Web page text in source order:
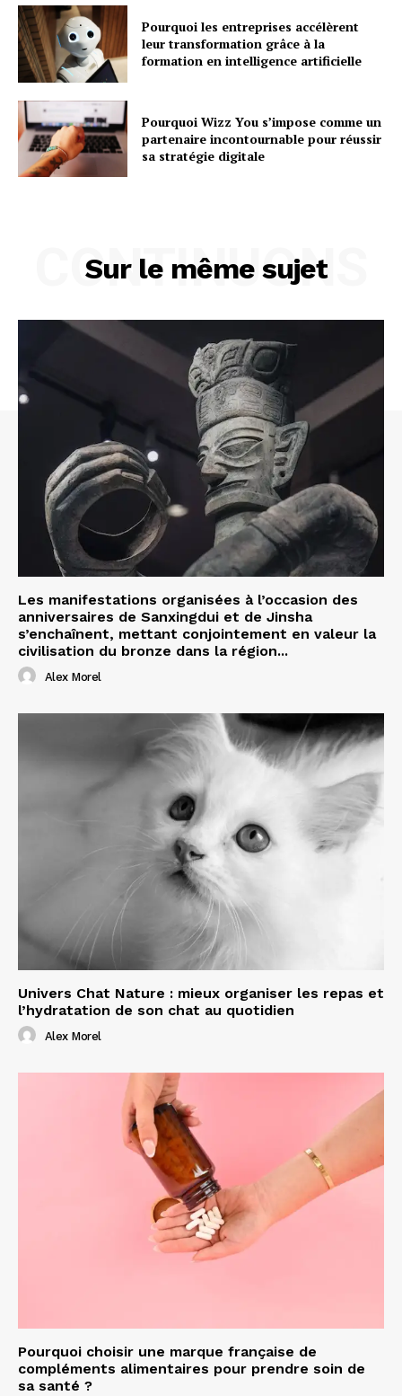
Pourquoi les entreprises accélèrent
leur transformation grâce à la
formation en intelligence artificielle
Pourquoi Wizz You s’impose comme un
partenaire incontournable pour réussir
sa stratégie digitale
Sur le même sujet
CONTINUONS
Les manifestations organisées à l’occasion des
anniversaires de Sanxingdui et de Jinsha
s’enchaînent, mettant conjointement en valeur la
civilisation du bronze dans la région...
Alex Morel
Univers Chat Nature : mieux organiser les repas et
l’hydratation de son chat au quotidien
Alex Morel
Pourquoi choisir une marque française de
compléments alimentaires pour prendre soin de
sa santé ?